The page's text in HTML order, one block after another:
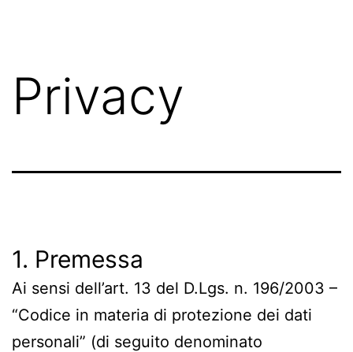
Privacy
1. Premessa
Ai sensi dell’art. 13 del D.Lgs. n. 196/2003 –
“Codice in materia di protezione dei dati
personali” (di seguito denominato